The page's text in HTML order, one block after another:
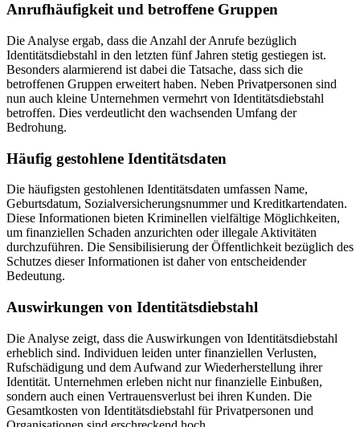
Anrufhäufigkeit und betroffene Gruppen
Die Analyse ergab, dass die⁤ Anzahl der Anrufe bezüglich
Identitätsdiebstahl in den letzten fünf Jahren stetig gestiegen ist.
Besonders alarmierend ist dabei die Tatsache, dass sich die
betroffenen Gruppen erweitert haben. Neben Privatpersonen sind
nun auch​ kleine Unternehmen vermehrt von Identitätsdiebstahl
betroffen. ‍Dies verdeutlicht den wachsenden Umfang der
⁢Bedrohung.
Häufig gestohlene Identitätsdaten
Die häufigsten gestohlenen Identitätsdaten umfassen Name,
Geburtsdatum, Sozialversicherungsnummer und Kreditkartendaten.
Diese Informationen bieten Kriminellen vielfältige Möglichkeiten,
um finanziellen Schaden ⁣anzurichten ⁤oder illegale Aktivitäten
durchzuführen. Die ‌Sensibilisierung der Öffentlichkeit bezüglich des
Schutzes dieser Informationen ​ist daher von entscheidender
Bedeutung.
Auswirkungen von⁣ Identitätsdiebstahl‌
Die Analyse zeigt, ⁤dass die Auswirkungen von⁣ Identitätsdiebstahl
erheblich sind. Individuen leiden unter finanziellen Verlusten,
Rufschädigung und dem Aufwand zur ​Wiederherstellung ihrer
Identität. Unternehmen erleben nicht nur finanzielle Einbußen,
sondern auch einen Vertrauensverlust bei‍ ihren Kunden. Die
Gesamtkosten von Identitätsdiebstahl für​ Privatpersonen und